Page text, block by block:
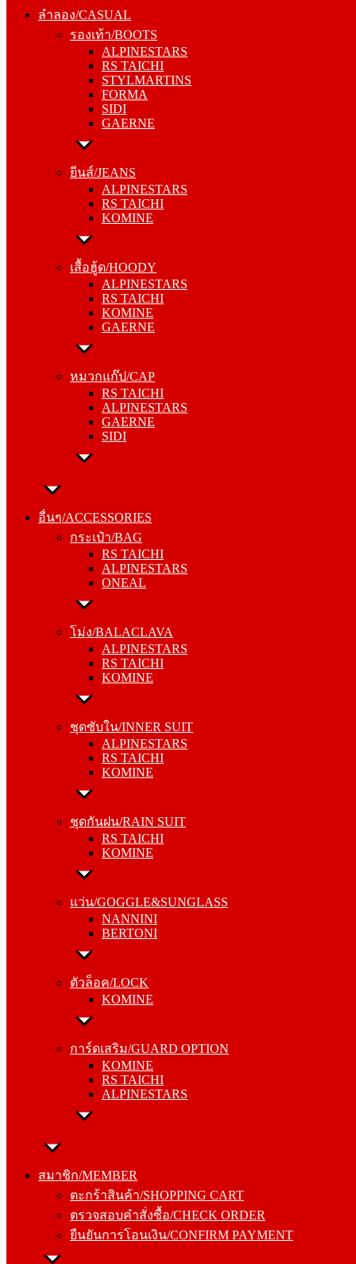
ลำลอง/CASUAL
รองเท้า/BOOTS
ALPINESTARS
RS TAICHI
STYLMARTINS
FORMA
SIDI
GAERNE
ยีนส์/JEANS
ALPINESTARS
RS TAICHI
KOMINE
เสื้อฮู้ด/HOODY
ALPINESTARS
RS TAICHI
KOMINE
GAERNE
หมวกแก๊ป/CAP
RS TAICHI
ALPINESTARS
GAERNE
SIDI
อื่นๆ/ACCESSORIES
กระเป๋า/BAG
RS TAICHI
ALPINESTARS
ONEAL
โม่ง/BALACLAVA
ALPINESTARS
RS TAICHI
KOMINE
ชุดซับใน/INNER SUIT
ALPINESTARS
RS TAICHI
KOMINE
ชุดกันฝน/RAIN SUIT
RS TAICHI
KOMINE
แว่น/GOGGLE&SUNGLASS
NANNINI
BERTONI
ตัวล็อค/LOCK
KOMINE
การ์ดเสริม/GUARD OPTION
KOMINE
RS TAICHI
ALPINESTARS
สมาชิก/MEMBER
ตะกร้าสินค้า/SHOPPING CART
ตรวจสอบคำสั่งซื้อ/CHECK ORDER
ยืนยันการโอนเงิน/CONFIRM PAYMENT
ALPINESTARS
RS TAICHI
STYLMARTINS
FORMA
SIDI
GAERNE
ยีนส์/JEANS
RS TAICHI
KOMINE
เสื้อฮู้ด/HOODY
RS TAICHI
KOMINE
GAERNE
หมวกแก๊ป/CAP
ALPINESTARS
GAERNE
SIDI
อื่นๆ/ACCESSORIES
RS TAICHI
ALPINESTARS
ONEAL
โม่ง/BALACLAVA
RS TAICHI
KOMINE
ชุดซับใน/INNER SUIT
RS TAICHI
KOMINE
ชุดกันฝน/RAIN SUIT
KOMINE
แว่น/GOGGLE&SUNGLASS
BERTONI
ตัวล็อค/LOCK
การ์ดเสริม/GUARD OPTION
RS TAICHI
ALPINESTARS
สมาชิก/MEMBER
ตรวจสอบคำสั่งซื้อ/CHECK ORDER
ยืนยันการโอนเงิน/CONFIRM PAYMENT